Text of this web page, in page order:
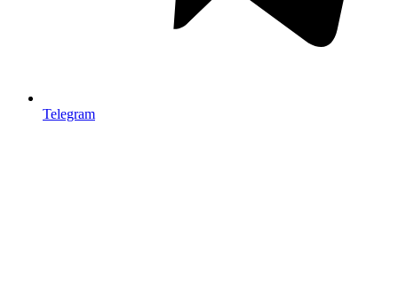
Telegram